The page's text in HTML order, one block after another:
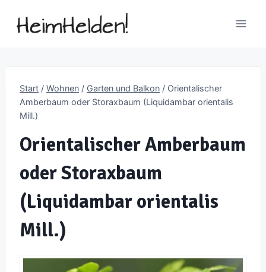
Inhalt
Start / Wohnen / Garten und Balkon / Orientalischer
Amberbaum oder Storaxbaum (Liquidambar orientalis
Mill.)
Orientalischer Amberbaum
oder Storaxbaum
(Liquidambar orientalis
Mill.)